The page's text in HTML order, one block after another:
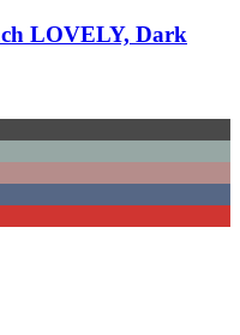
LOVELY, Dark